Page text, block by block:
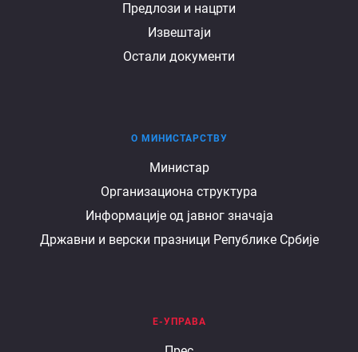
Предлози и нацрти
Извештаји
Остали документи
министарству
О МИНИСТАРСТВУ
Министар
Организациона структура
Информације од јавног значаја
Државни и верски празници Републике Србије
Е-УПРАВА